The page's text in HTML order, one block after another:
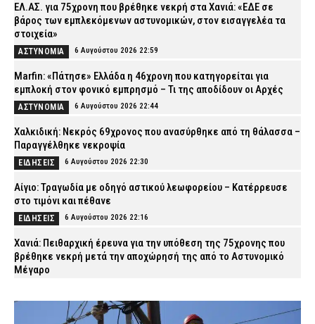
ΕΛ.ΑΣ. για 75χρονη που βρέθηκε νεκρή στα Χανιά: «ΕΔΕ σε
βάρος των εμπλεκόμενων αστυνομικών, στον εισαγγελέα τα
στοιχεία»
ΑΣΤΥΝΟΜΙΑ 6 Αυγούστου 2026 22:59
Marfin: «Πάτησε» Ελλάδα η 46χρονη που κατηγορείται για
εμπλοκή στον φονικό εμπρησμό – Τι της αποδίδουν οι Αρχές
ΑΣΤΥΝΟΜΙΑ 6 Αυγούστου 2026 22:44
Χαλκιδική: Νεκρός 69χρονος που ανασύρθηκε από τη θάλασσα –
Παραγγέλθηκε νεκροψία
ΕΙΔΗΣΕΙΣ 6 Αυγούστου 2026 22:30
Αίγιο: Τραγωδία με οδηγό αστικού λεωφορείου – Κατέρρευσε
στο τιμόνι και πέθανε
ΕΙΔΗΣΕΙΣ 6 Αυγούστου 2026 22:16
Χανιά: Πειθαρχική έρευνα για την υπόθεση της 75χρονης που
βρέθηκε νεκρή μετά την αποχώρησή της από το Αστυνομικό
Μέγαρο
Εύβοια: Νεκρός ο 35χρονος που πάλευε για τη ζωή του μετά το